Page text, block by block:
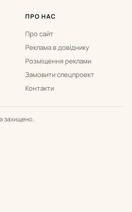
ПРО НАС
Про сайт
Реклама в довіднику
Розміщення реклами
Замовити спецпроект
Контакти
захищено.